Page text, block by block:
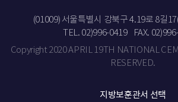
(01009) 서울특별시 강북구 4.19로 8길
TEL. 02)996-0419
FAX.
Copyright 2020 APRIL 19TH NATIONAL
RESERVED.
지방보훈관서 선택